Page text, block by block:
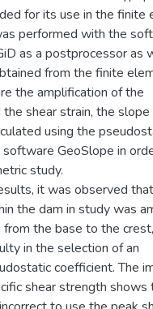
for its use in the finite
performed with the
as a postprocessor as
from the finite
the amplification of the
the shear strain, the slope
using the
software GeoSlope in
study.
it was observed
the dam in study was
the base to the
in the selection of an
coefficient. The
shear strength shows